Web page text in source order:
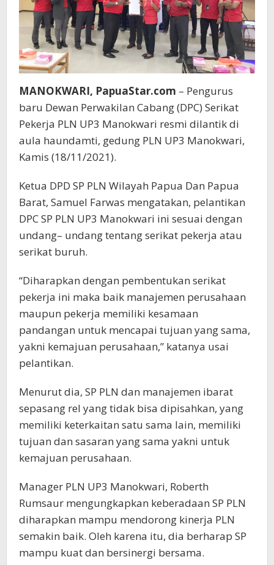
MANOKWARI, PapuaStar.com – Pengurus
baru Dewan Perwakilan Cabang (DPC) Serikat
Pekerja PLN UP3 Manokwari resmi dilantik di
aula haundamti, gedung PLN UP3 Manokwari,
Kamis (18/11/2021).
Ketua DPD SP PLN Wilayah Papua Dan Papua
Barat, Samuel Farwas mengatakan, pelantikan
DPC SP PLN UP3 Manokwari ini sesuai dengan
undang– undang tentang serikat pekerja atau
serikat buruh.
“Diharapkan dengan pembentukan serikat
pekerja ini maka baik manajemen perusahaan
maupun pekerja memiliki kesamaan
pandangan untuk mencapai tujuan yang sama,
yakni kemajuan perusahaan,” katanya usai
pelantikan.
Menurut dia, SP PLN dan manajemen ibarat
sepasang rel yang tidak bisa dipisahkan, yang
memiliki keterkaitan satu sama lain, memiliki
tujuan dan sasaran yang sama yakni untuk
kemajuan perusahaan.
Manager PLN UP3 Manokwari, Roberth
Rumsaur mengungkapkan keberadaan SP PLN
diharapkan mampu mendorong kinerja PLN
semakin baik. Oleh karena itu, dia berharap SP
mampu kuat dan bersinergi bersama.